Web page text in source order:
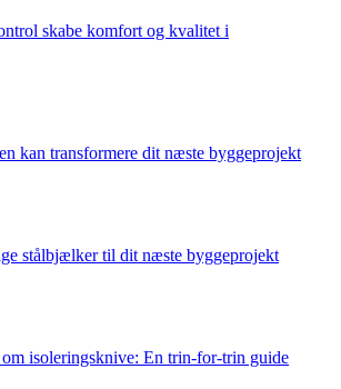
skabe komfort og kvalitet i
kan transformere dit næste byggeprojekt
stålbjælker til dit næste byggeprojekt
om isoleringsknive: En trin-for-trin guide